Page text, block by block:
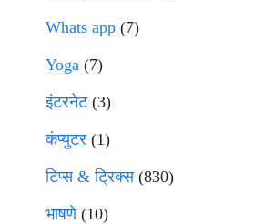
Whats app (7)
Yoga (7)
इंटरनेट(3)
कंप्युटर (1)
टिप्स & ट्रिक्स(830)
भाषणे(10)